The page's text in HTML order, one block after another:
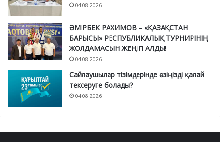
04.08.2026
ӘМІРБЕК РАХИМОВ – «ҚАЗАҚСТАН
БАРЫСЫ» РЕСПУБЛИКАЛЫҚ ТУРНИРІНІҢ
ЖОЛДАМАСЫН ЖЕҢІП АЛДЫ!
04.08.2026
Сайлаушылар тізімдерінде өзіңізді қалай
тексеруге болады?
04.08.2026